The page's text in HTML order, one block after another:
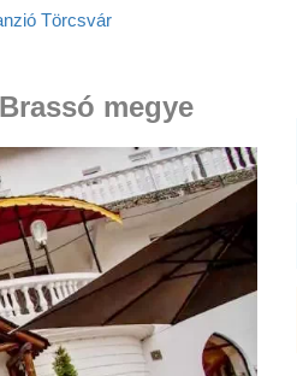
Törcsvár
megye